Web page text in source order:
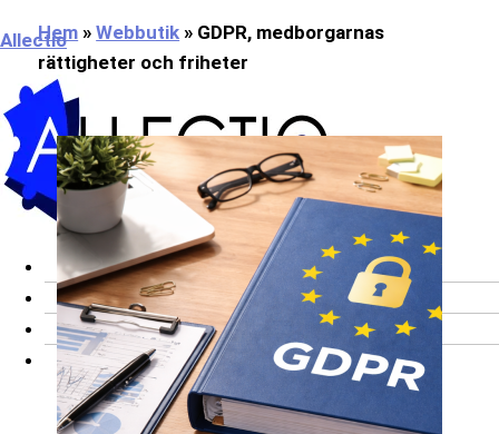
Allectio
Meny
Om oss
Onlinekurser
Bli utbildare
Företag
Företagsbeställning
Skräddarsydd
Hem »Webbutik » GDPR, medborgarnas
rättigheter och friheter